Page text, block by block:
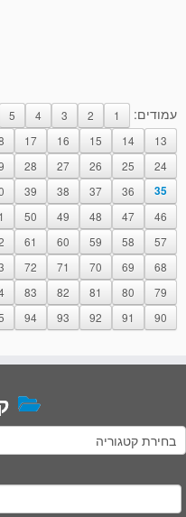
עמודים: 1
2
3
4
5
13
14
15
16
17
24
25
26
27
28
35
36
37
38
39
46
47
48
49
50
57
58
59
60
61
68
69
70
71
72
79
80
81
82
83
90
91
92
93
94
קטגוריות